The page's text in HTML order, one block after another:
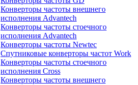
Конверторы частоты внешнего
исполнения Advantech
Конверторы частоты стоечного
исполнения Advantech
Конверторы частоты Newtec
Спутниковые конверторы частот Work
Конверторы частоты стоечного
исполнения Cross
Конверторы частоты внешнего